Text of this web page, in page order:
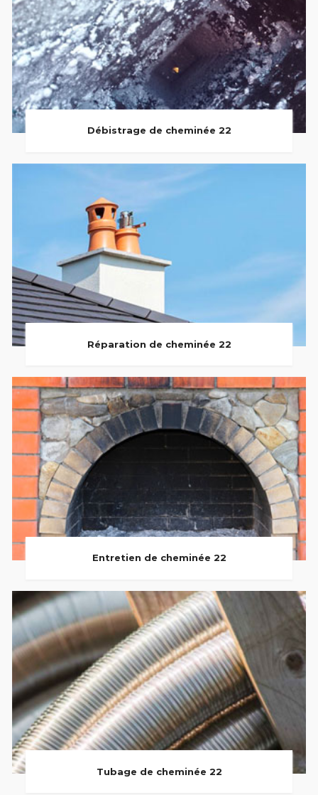
Débistrage de cheminée 22
Réparation de cheminée 22
Entretien de cheminée 22
Tubage de cheminée 22